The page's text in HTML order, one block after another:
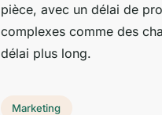
pièce, avec un délai de
complexes comme des
délai plus long.
Marketing